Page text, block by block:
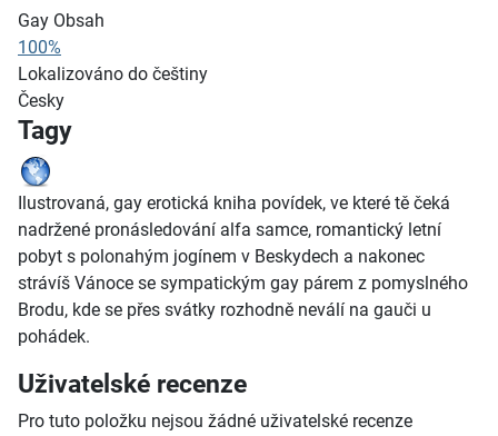
Gay Obsah
100%
Lokalizováno do češtiny
Česky
Tagy
Ilustrovaná, gay erotická kniha povídek, ve které tě čeká
nadržené pronásledování alfa samce, romantický letní
pobyt s polonahým jogínem v Beskydech a nakonec
strávíš Vánoce se sympatickým gay párem z pomyslného
Brodu, kde se přes svátky rozhodně neválí na gauči u
pohádek.
Uživatelské recenze
Pro tuto položku nejsou žádné uživatelské recenze